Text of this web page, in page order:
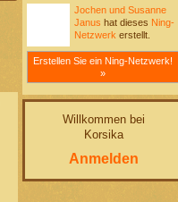
Jochen und Susanne
Janus hat dieses Ning-
Netzwerk erstellt.
Erstellen Sie ein Ning-Netzwerk!
»
Willkommen bei
Korsika
Anmelden